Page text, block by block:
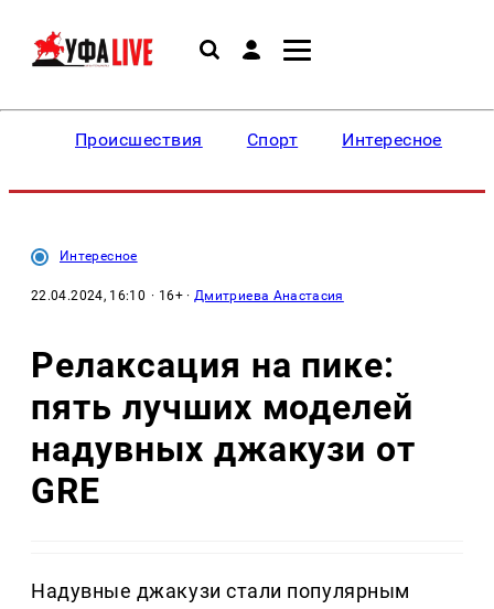
Происшествия Спорт Интересное
Интересное
22.04.2024, 16:10 · 16+ ·Дмитриева Анастасия
Релаксация на пике:
пять лучших моделей
надувных джакузи от
GRE
Надувные джакузи стали популярным